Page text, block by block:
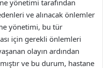
yönetimi tarafından
ve alınacak önlemler
yönetimi, bu tür
için gerekli önlemleri
olayın ardından
ve bu durum, hastane